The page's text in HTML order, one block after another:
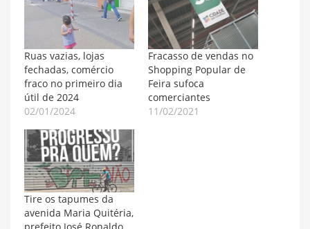
Ruas vazias, lojas
fechadas, comércio
fraco no primeiro dia
útil de 2024
02/01/2024
Fracasso de vendas no
Shopping Popular de
Feira sufoca
comerciantes
11/02/2021
Tire os tapumes da
avenida Maria Quitéria,